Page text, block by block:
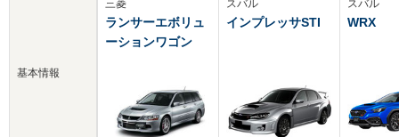
基本情報
三菱
ランサーエボリュ
ーションワゴン
スバル
インプレッサSTI
スバル
WRX